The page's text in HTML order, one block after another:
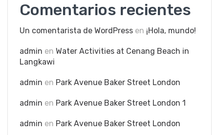
Comentarios recientes
Un comentarista de WordPress en ¡Hola, mundo!
admin en Water Activities at Cenang Beach in
Langkawi
admin en Park Avenue Baker Street London
admin en Park Avenue Baker Street London 1
admin en Park Avenue Baker Street London